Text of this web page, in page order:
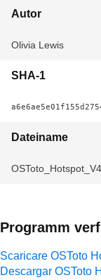
Autor
Olivia Lewis
SHA-1
Dateiname
Programm
Scaricare OSToto
Descargar OSToto